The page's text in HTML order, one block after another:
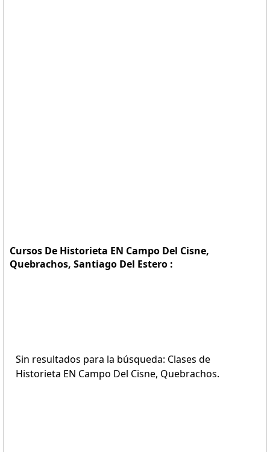
Cursos De Historieta EN Campo Del Cisne,
Quebrachos, Santiago Del Estero :
Sin resultados para la búsqueda: Clases de
Historieta EN Campo Del Cisne, Quebrachos.